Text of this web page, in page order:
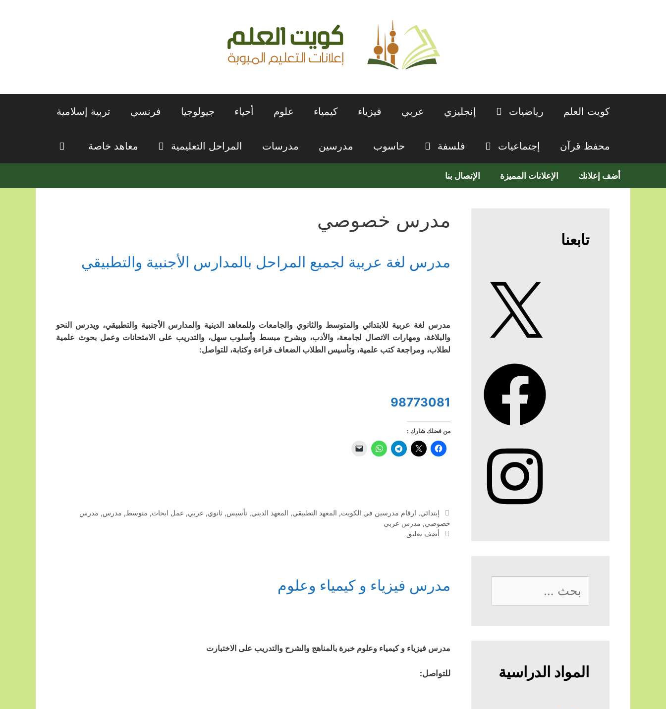
كويت العلم رياضيات إنجليزي عربي فيزياء كيمياء علوم أحياء جيولوجيا فرنسي تربية إسلامية
محفظ قرآن إجتماعيات فلسفة حاسوب مدرسين مدرسات المراحل التعليمية معاهد خاصة
أضف إعلانك الإعلانات المميزة الإتصال بنا
مدرس خصوصي
مدرس لغة عربية لجميع المراحل بالمدارس الأجنبية والتطبيقي
مدرس لغة عربية للابتدائي والمتوسط والثانوي والجامعات وللمعاهد الدينية والمدارس الأجنبية والتطبيقي، ويدرس النحو
والبلاغة، ومهارات الاتصال لجامعة، والأدب، وبشرح مبسط وأسلوب سهل، والتدريب على الامتحانات وعمل بحوث علمية
لطلاب، ومراجعة كتب علمية، وتأسيس الطلاب الضعاف قراءة وكتابة، للتواصل:
98773081
من فضلك شارك :
التصنيفات
إبتدائي, ارقام مدرسين في الكويت, المعهد التطبيقي, المعهد الديني, تأسيس, ثانوي, عربي, عمل ابحاث, متوسط, مدرس, مدرس
خصوصي, مدرس عربي
أضف تعليق
مدرس فيزياء و كيمياء وعلوم
مدرس فيزياء و كيمياء وعلوم خبرة بالمناهج والشرح والتدريب على الاختبارت
للتواصل:
تابعنا
Facebook
Instagram
البحث
عن:
المواد الدراسية